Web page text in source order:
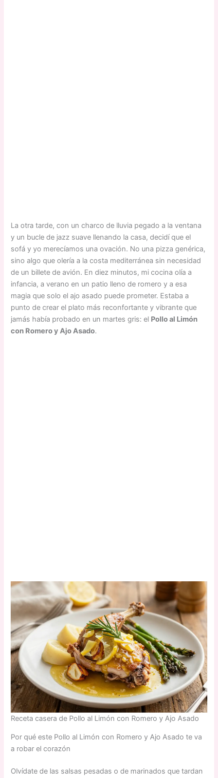
La otra tarde, con un charco de lluvia pegado a la ventana
y un bucle de jazz suave llenando la casa, decidí que el
sofá y yo merecíamos una ovación. No una pizza genérica,
sino algo que olería a la costa mediterránea sin necesidad
de un billete de avión. En diez minutos, mi cocina olía a
infancia, a verano en un patio lleno de romero y a esa
magia que solo el ajo asado puede prometer. Estaba a
punto de crear el plato más reconfortante y vibrante que
jamás había probado en un martes gris: el Pollo al Limón
con Romero y Ajo Asado.
Receta casera de Pollo al Limón con Romero y Ajo Asado
Por qué este Pollo al Limón con Romero y Ajo Asado te va
a robar el corazón
Olvídate de las salsas pesadas o de marinados que tardan